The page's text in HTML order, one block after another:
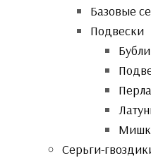
Базовые
Подвески
Серьги-